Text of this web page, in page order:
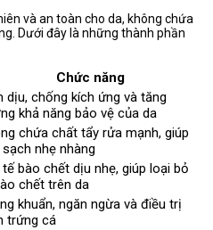
và an toàn cho da, không chứa
Dưới đây là những thành phần
Chức năng
dịu, chống kích ứng và tăng
khả năng bảo vệ của da
chứa chất tẩy rửa mạnh, giúp
sạch nhẹ nhàng
tế bào chết dịu nhẹ, giúp loại bỏ
chết trên da
khuẩn, ngăn ngừa và điều trị
trứng cá